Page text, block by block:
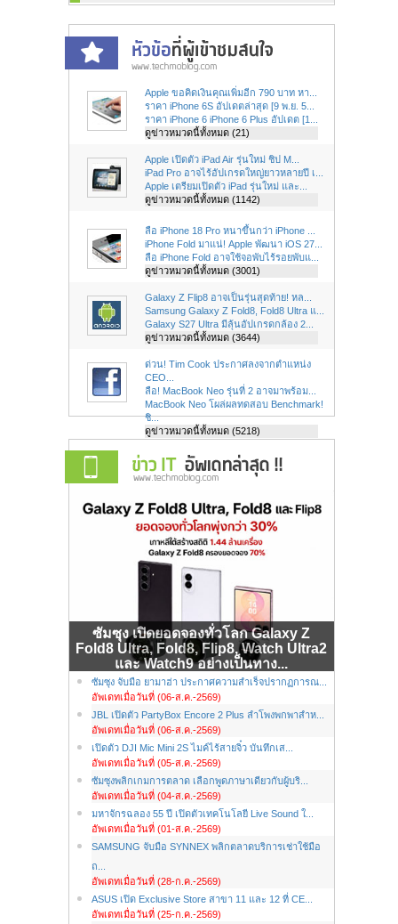
Apple ขอคิดเงินคุณเพิ่มอีก 790 บาท หา...
ราคา iPhone 6S อัปเดตล่าสุด [9 พ.ย. 5...
ราคา iPhone 6 iPhone 6 Plus อัปเดต [1...
ดูข่าวหมวดนี้ทั้งหมด (21)
Apple เปิดตัว iPad Air รุ่นใหม่ ชิป M...
iPad Pro อาจไร้อัปเกรดใหญ่ยาวหลายปี เ...
Apple เตรียมเปิดตัว iPad รุ่นใหม่ และ...
ดูข่าวหมวดนี้ทั้งหมด (1142)
ลือ iPhone 18 Pro หนาขึ้นกว่า iPhone ...
iPhone Fold มาแน่! Apple พัฒนา iOS 27...
ลือ iPhone Fold อาจใช้จอพับไร้รอยพับแ...
ดูข่าวหมวดนี้ทั้งหมด (3001)
Galaxy Z Flip8 อาจเป็นรุ่นสุดท้าย! หล...
Samsung Galaxy Z Fold8, Fold8 Ultra แ...
Galaxy S27 Ultra มีลุ้นอัปเกรดกล้อง 2...
ดูข่าวหมวดนี้ทั้งหมด (3644)
ด่วน! Tim Cook ประกาศลงจากตำแหน่ง
CEO...
ลือ! MacBook Neo รุ่นที่ 2 อาจมาพร้อม...
MacBook Neo โผล่ผลทดสอบ Benchmark!
ชิ...
ดูข่าวหมวดนี้ทั้งหมด (5218)
ซัมซุง เปิดยอดจองทั่วโลก Galaxy Z
Fold8 Ultra, Fold8, Flip8, Watch Ultra2
และ Watch9 อย่างเป็นทาง...
ซัมซุง จับมือ ยามาฮ่า ประกาศความสำเร็จปรากฏการณ...
อัพเดทเมื่อวันที่ (06-ส.ค.-2569)
JBL เปิดตัว PartyBox Encore 2 Plus ลำโพงพกพาสำห...
อัพเดทเมื่อวันที่ (06-ส.ค.-2569)
เปิดตัว DJI Mic Mini 2S ไมค์ไร้สายจิ๋ว บันทึกเส...
อัพเดทเมื่อวันที่ (05-ส.ค.-2569)
ซัมซุงพลิกเกมการตลาด เลือกพูดภาษาเดียวกับผู้บริ...
อัพเดทเมื่อวันที่ (04-ส.ค.-2569)
มหาจักรฉลอง 55 ปี เปิดตัวเทคโนโลยี Live Sound ใ...
อัพเดทเมื่อวันที่ (01-ส.ค.-2569)
SAMSUNG จับมือ SYNNEX พลิกตลาดบริการเช่าใช้มือ
ถ...
อัพเดทเมื่อวันที่ (28-ก.ค.-2569)
ASUS เปิด Exclusive Store สาขา 11 และ 12 ที่ CE...
อัพเดทเมื่อวันที่ (25-ก.ค.-2569)